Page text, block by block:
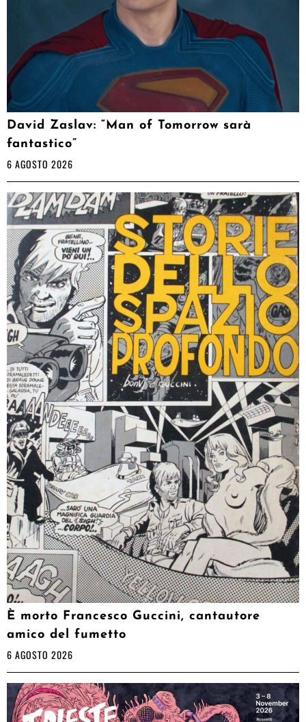
David Zaslav: “Man of Tomorrow sarà
fantastico”
6 AGOSTO 2026
È morto Francesco Guccini, cantautore
amico del fumetto
6 AGOSTO 2026